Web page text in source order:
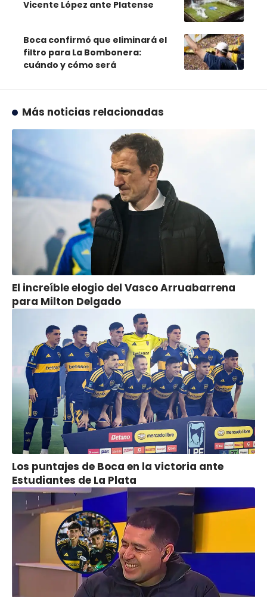
Vicente López ante Platense
Boca confirmó que eliminará el
filtro para La Bombonera:
cuándo y cómo será
Más noticias relacionadas
El increíble elogio del Vasco Arruabarrena
para Milton Delgado
Los puntajes de Boca en la victoria ante
Estudiantes de La Plata